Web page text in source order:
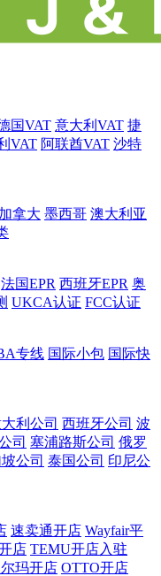
国VAT 意大利VAT 捷
VAT 阿联酋VAT 沙特
加拿大 墨西哥 澳大利亚
法国EPR 西班牙EPR 奥
UKCA认证 FCC认证
专线 国际小包 国际快
利公司 西班牙公司 波
司 塞浦路斯公司 俄罗
公司 泰国公司 印尼公
速卖通开店 Wayfair平
店 TEMU开店入驻
玛开店 OTTO开店